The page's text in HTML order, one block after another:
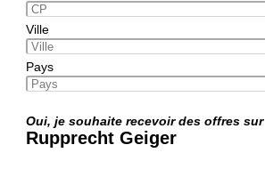
Ville
Pays
Oui, je souhaite recevoir des offres sur
Rupprecht Geiger